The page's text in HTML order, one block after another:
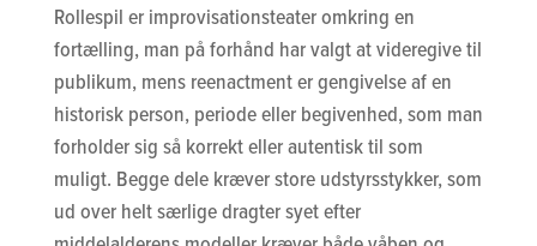
Rollespil er improvisationsteater omkring en
fortælling, man på forhånd har valgt at videregive til
publikum, mens reenactment er gengivelse af en
historisk person, periode eller begivenhed, som man
forholder sig så korrekt eller autentisk til som
muligt. Begge dele kræver store udstyrsstykker, som
ud over helt særlige dragter syet efter